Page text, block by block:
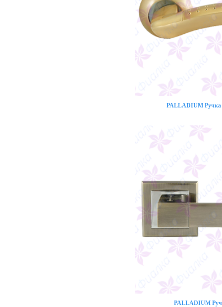
PALLADIUM Ручка
PALLADIUM